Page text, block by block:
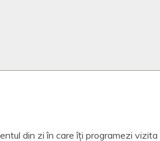
din zi în care îți programezi